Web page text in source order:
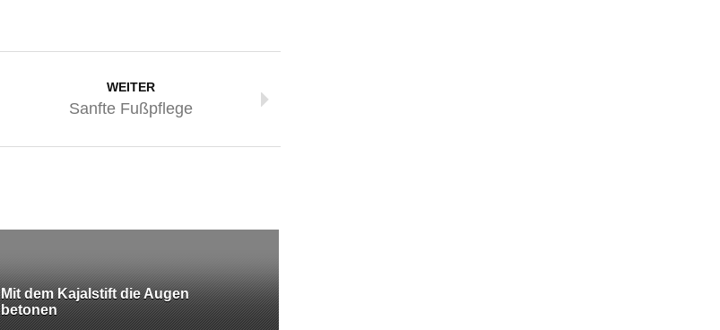
WEITER
Sanfte Fußpflege
Mit dem Kajalstift die Augen
betonen